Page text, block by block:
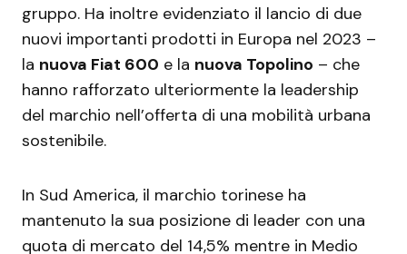
gruppo. Ha inoltre evidenziato il lancio di due
nuovi importanti prodotti in Europa nel 2023 –
la nuova Fiat 600 e la nuova Topolino – che
hanno rafforzato ulteriormente la leadership
del marchio nell’offerta di una mobilità urbana
sostenibile.
In Sud America, il marchio torinese ha
mantenuto la sua posizione di leader con una
quota di mercato del 14,5% mentre in Medio